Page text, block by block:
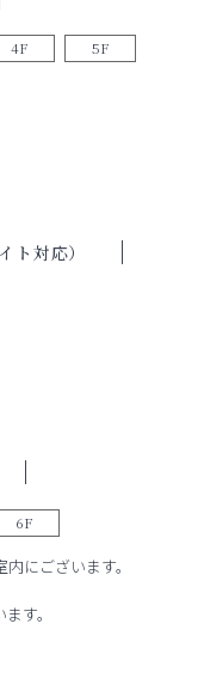
4F
5F
ト対応）
6F
にございます。
す。